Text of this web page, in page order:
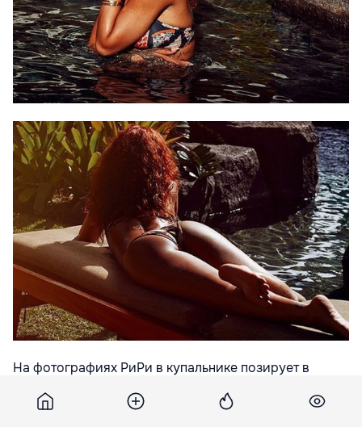
На фотографиях РиРи в купальнике позирует в
образ, перекрасившись в рыжий цвет.